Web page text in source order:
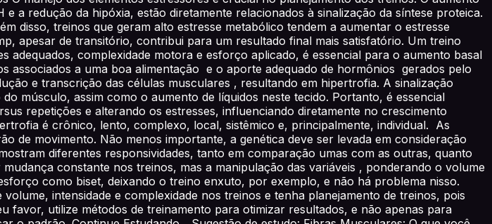
a redução da hipóxia, estão diretamente relacionados à sinalização da síntese proteica.
disso, treinos que geram alto estresse metabólico tendem a aumentar o estresse
apesar de transitório, contribui para um resultado final mais satisfatório. Um treino
complexidade motora e esforço aplicado, é essencial para o aumento basal
associados a uma boa alimentação e o aporte adequado de hormônios gerados pelo
e transcrição das células musculares , resultando em hipertrofia. A sinalização
músculo, assim como o aumento de líquidos neste tecido. Portanto, é essencial
repetições e alterando os estresses, influenciando diretamente no crescimento
é crônico, lento, complexo, local, sistêmico e, principalmente, individual. As
de movimento. Não menos importante, a genética deve ser levada em consideração
diferentes responsividades, tanto em comparação umas com as outras, quanto
constante nos treinos, mas a manipulação das variáveis , ponderando o volume
como biset, deixando o treino enxuto, por exemplo, e não há problema nisso.
intensidade e complexidade nos treinos e tenha planejamento de treinos, pois
favor, utilize métodos de treinamento para otimizar resultados, e não apenas para